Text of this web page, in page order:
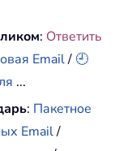
: Ответить
Email/ 🕘
...
: Пакетное
Email/